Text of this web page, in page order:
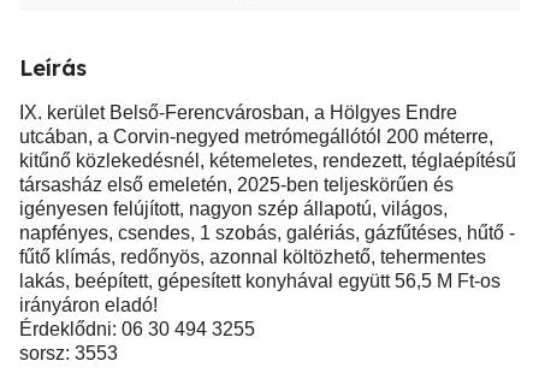
Leírás
IX. kerület Belső-Ferencvárosban, a Hölgyes Endre
utcában, a Corvin-negyed metrómegállótól 200 méterre,
kitűnő közlekedésnél, kétemeletes, rendezett, téglaépítésű
társasház első emeletén, 2025-ben teljeskörűen és
igényesen felújított, nagyon szép állapotú, világos,
napfényes, csendes, 1 szobás, galériás, gázfűtéses, hűtő -
fűtő klímás, redőnyös, azonnal költözhető, tehermentes
lakás, beépített, gépesített konyhával együtt 56,5 M Ft-os
irányáron eladó!
Érdeklődni: 06 30 494 3255
sorsz: 3553